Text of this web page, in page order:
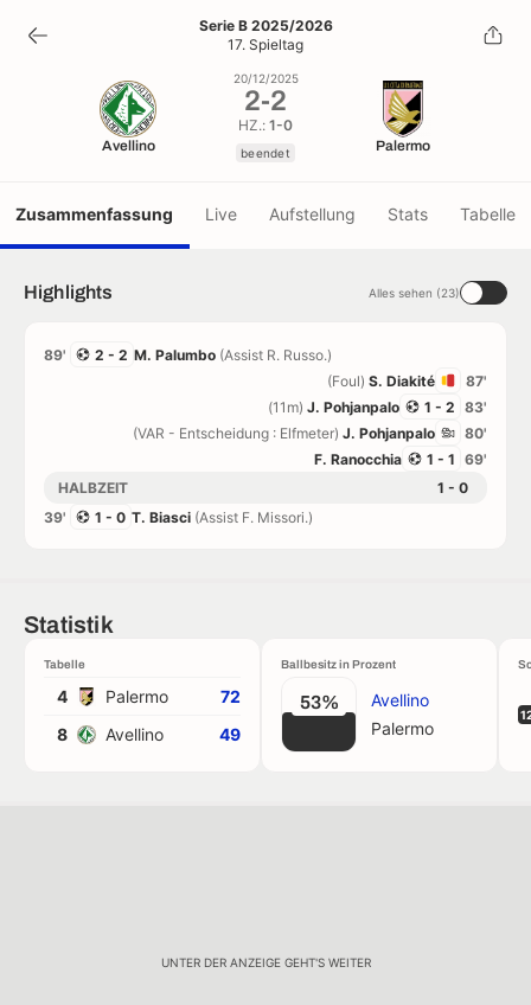
2-2
beendet
Serie B 2025/2026
17. Spieltag
Avellino
20/12/2025
2-2
HZ.: 1-0
beendet Palermo
Zusammenfassung Live Aufstellung Stats Tabelle
Highlights Alles sehen (23)
89' 2 - 2 M. Palumbo (Assist R. Russo.)
87'
(Foul) S. Diakité
83'
1 - 2
(11m) J. Pohjanpalo
80'
(VAR - Entscheidung : Elfmeter) J. Pohjanpalo
69'
1 - 1
F. Ranocchia
HALBZEIT
1 - 0
39'
1 - 0 T. Biasci (Assist F. Missori.)
Statistik
Tabelle
4 Palermo
72
8
Avellino 49
Ballbesitz in Prozent
53%
Avellino
Palermo
UNTER DER ANZEIGE GEHT'S WEITER